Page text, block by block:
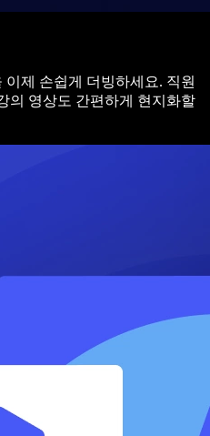
제 손쉽게 더빙하세요. 직원
의 영상도 간편하게 현지화할